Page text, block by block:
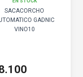
SACACORCHO
GADNIC
VINO10